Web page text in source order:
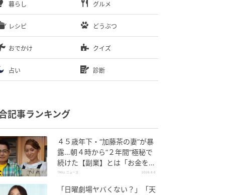
暮らし グルメ
レシピ どうぶつ
おでかけ クイズ
占い 診断
記事ランキング
４５歳年下・“加藤茶の妻”が暴
露…朝４時から“２年間”極秘で
続けた【副業】とは「お金を稼
ぐのって大変」
TRILL ニュース 2026.8.6
「日曜劇場ヤバくない？」「天